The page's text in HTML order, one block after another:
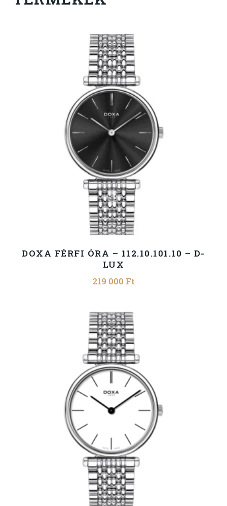
DOXA FÉRFI ÓRA – 112.10.101.10 – D-
LUX
219 000 Ft